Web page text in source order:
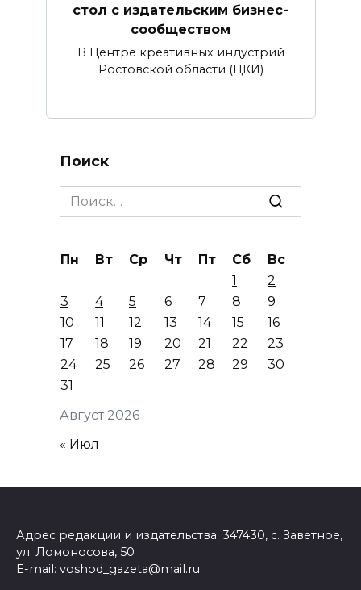
стол с издательским бизнес-
сообществом
В Центре креативных индустрий
Ростовской области (ЦКИ)
Поиск
Search
for:
Август 2026
Пн Вт Ср Чт Пт Сб
Вс
1
2
3
4 5 6 7 8
9
10
11 12 13 14 15
16
17
18 19 20 21 22
23
24
25 26 27 28 29
30
31
« Июл
Адрес редакции и издательства: 347430, с. Заветное,
ул. Ломоносова, 50
E-mail: voshod_gazeta@mail.ru